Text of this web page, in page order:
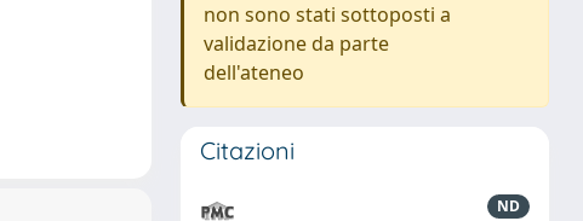
non sono stati sottoposti a
validazione da parte
dell'ateneo
Citazioni
ND